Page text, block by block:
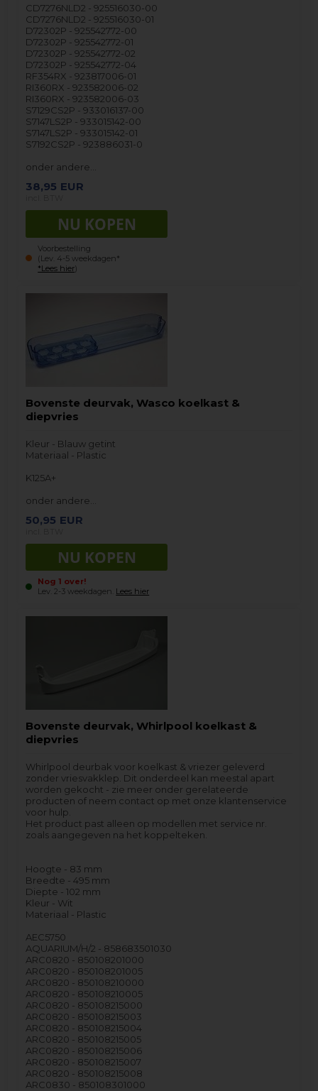
CD7276NLD2 - 925516030-00
CD7276NLD2 - 925516030-01
D72302P - 925542772-00
D72302P - 925542772-01
D72302P - 925542772-02
D72302P - 925542772-04
RF354RX - 923817006-01
RI360RX - 923582006-02
RI360RX - 923582006-03
S7129CS2P - 933016137-00
S7147LS2P - 933015142-00
S7147LS2P - 933015142-01
S7192CS2P - 923886031-0
onder andere…
38,95 EUR
Voorbestelling
(Lev. 4-5 weekdagen*
*Lees hier)
Bovenste deurvak, Wasco koelkast &
diepvries
Kleur - Blauw getint
Materiaal - Plastic
K125A+
onder andere…
50,95 EUR
Nog 1 over!
Lev. 2-3 weekdagen. Lees hier
Bovenste deurvak, Whirlpool koelkast &
diepvries
Whirlpool deurbak voor koelkast & vriezer geleverd
zonder vriesvakklep. Dit onderdeel kan meestal apart
worden gekocht - zie meer onder gerelateerde
producten of neem contact op met onze klantenservice
voor hulp.
Het product past alleen op modellen met service nr.
zoals aangegeven na het koppelteken.
Hoogte - 83 mm
Breedte - 495 mm
Diepte - 102 mm
Kleur - Wit
Materiaal - Plastic
AEC5750
AQUARIUM/H/2 - 858683501030
ARC0820 - 850108201000
ARC0820 - 850108201005
ARC0820 - 850108210000
ARC0820 - 850108210005
ARC0820 - 850108215000
ARC0820 - 850108215003
ARC0820 - 850108215004
ARC0820 - 850108215005
ARC0820 - 850108215006
ARC0820 - 850108215007
ARC0820 - 850108215008
ARC0830 - 850108301000